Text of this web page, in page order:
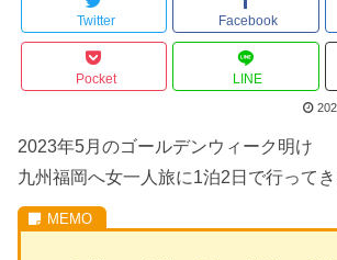
Twitter Facebook
Pocket LINE
2023年5月のゴールデンウィーク明け
九州福岡へ女一人旅に1泊2日で行ってき